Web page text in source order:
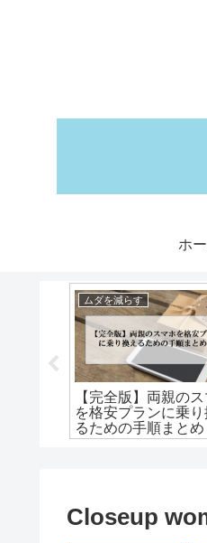
ホ
ムダを減らす
【完全版】両親の
を格安プランに乗り
るための手順まとめ
Closeup